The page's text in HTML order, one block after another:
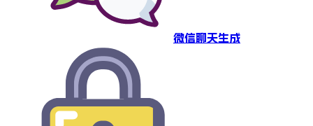
微信聊天生成